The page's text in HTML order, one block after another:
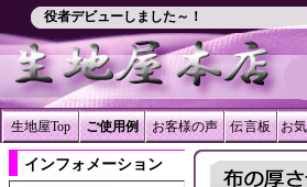
役者デビューしました～！
生地屋Top ご使用例 お客様の声 伝言板 お
インフォメーション